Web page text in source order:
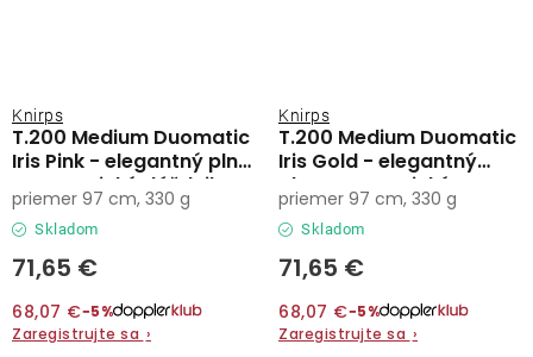
T.200 Medium Duomatic
Iris Pink - elegantný plne
automatický dáždnik
Knirps
Skladom
71,65 €
68,07 €−5%
Zaregistrujte sa ›
priemer 97 cm, 330 g
T.200 Medium Duomatic
Iris Gold - elegantný
plne automatický
dáždnik
Knirps
Skladom
71,65 €
68,07 €−5%
Zaregistrujte sa ›
priemer 97 cm, 330 g